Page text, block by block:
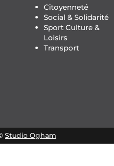
Citoyenneté
Social & Solidarité
Sport Culture &
Loisirs
Transport
Studio Ogham